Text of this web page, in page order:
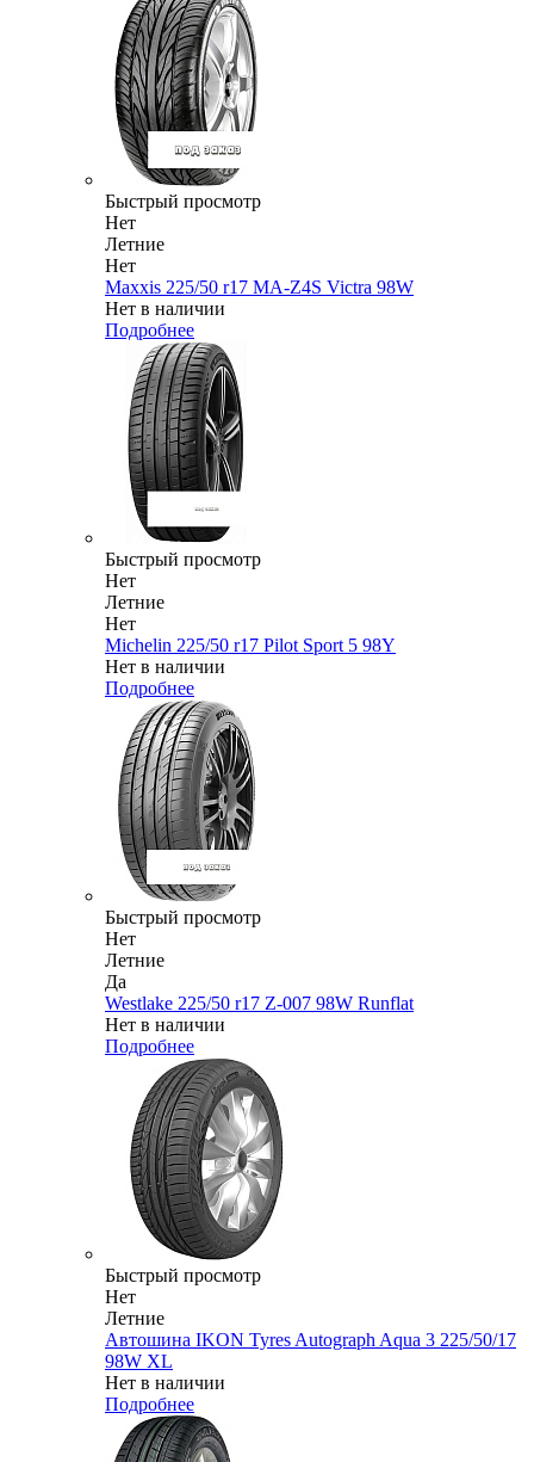
Быстрый просмотр
Нет
Летние
Нет
Maxxis 225/50 r17 MA-Z4S Victra 98W
Нет в наличии
Подробнее
Быстрый просмотр
Нет
Летние
Нет
Michelin 225/50 r17 Pilot Sport 5 98Y
Нет в наличии
Подробнее
Быстрый просмотр
Нет
Летние
Да
Westlake 225/50 r17 Z-007 98W Runflat
Нет в наличии
Подробнее
Быстрый просмотр
Нет
Летние
Автошина IKON Tyres Autograph Aqua 3 225/50/17
98W XL
Нет в наличии
Подробнее